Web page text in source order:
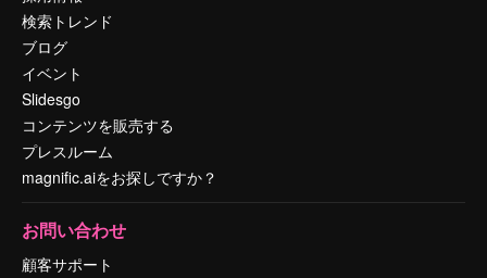
検索トレンド
ブログ
イベント
Slidesgo
コンテンツを販売する
プレスルーム
magnific.aiをお探しですか？
お問い合わせ
顧客サポート